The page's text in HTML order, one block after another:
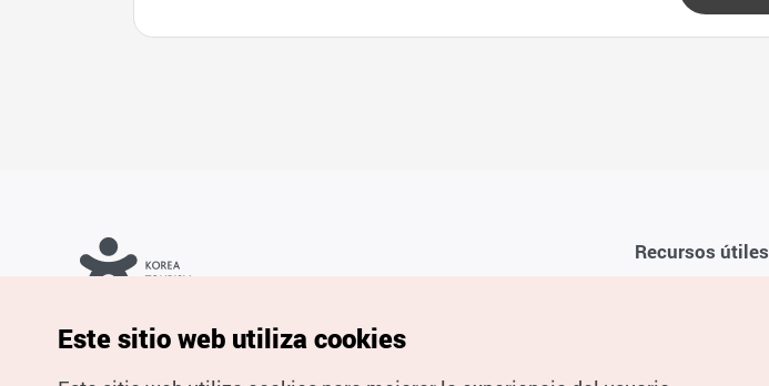
Recursos útiles
derechos reservados.
Para informes de errores y cuestiones relacionadas con el sitio
Este sitio web utiliza cookies